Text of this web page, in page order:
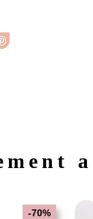
-70%